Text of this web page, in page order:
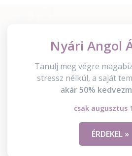
Nyári Angol
Tanulj meg végre
stressz nélkül, a saját
akár 50%
csak augusztus
ÉRDEKEL »